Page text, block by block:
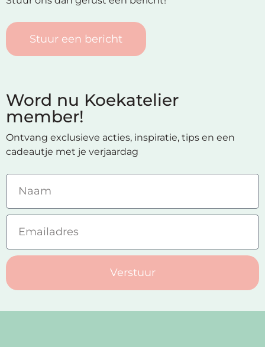
Stuur een bericht
Word nu Koekatelier
member!
Ontvang exclusieve acties, inspiratie, tips en een
cadeautje met je verjaardag
Verstuur